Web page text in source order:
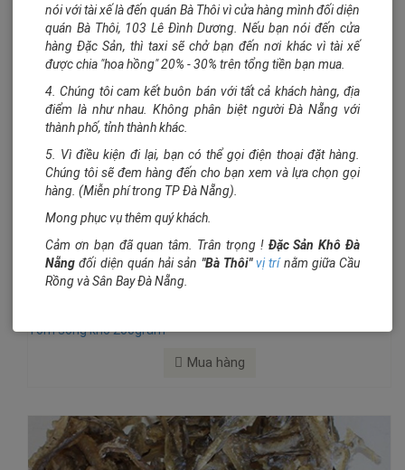
Mua hàng
Tôm sông khô 200gram
Mua hàng
nói với tài xế là đến quán Bà Thôi vì cửa hàng mình đối diện
quán Bà Thôi, 103 Lê Đình Dương. Nếu bạn nói đến cửa
hàng Đặc Sản, thì taxi sẽ chở bạn đến nơi khác vì tài xế
được chia "hoa hồng" 20% - 30% trên tổng tiền bạn mua.
4. Chúng tôi cam kết buôn bán với tất cả khách hàng, địa
điểm là như nhau. Không phân biệt người Đà Nẵng với
thành phố, tỉnh thành khác.
5. Vì điều kiện đi lại, bạn có thể gọi điện thoại đặt hàng.
Chúng tôi sẽ đem hàng đến cho bạn xem và lựa chọn gọi
hàng. (Miễn phí trong TP Đà Nẵng).
Mong phục vụ thêm quý khách.
Cảm ơn bạn đã quan tâm. Trân trọng ! Đặc Sản Khô Đà
Nẵng đối diện quán hải sản "Bà Thôi" vị trínằm giữa Cầu
Rồng và Sân Bay Đà Nẵng.